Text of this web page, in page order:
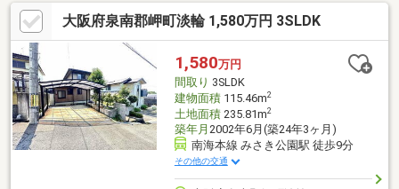
大阪府泉南郡岬町淡輪 1,580万円 3SLDK
1,580万円
間取り 3SLDK
建物面積115.46m2
土地面積235.81m2
築年月 2002年6月(築24年3ヶ月)
南海本線 みさき公園駅 徒歩9分
その他の交通